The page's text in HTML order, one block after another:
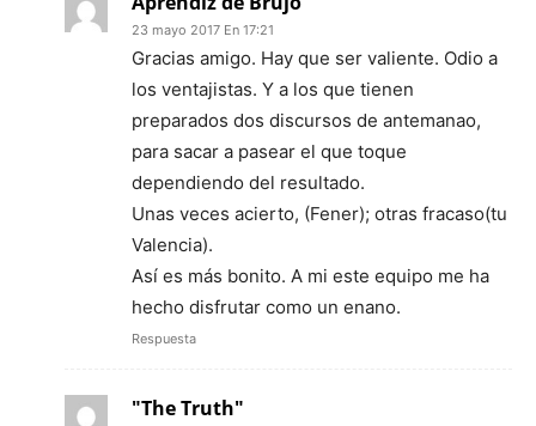
23 mayo 2017 En 17:21
Gracias amigo. Hay que ser valiente. Odio a
los ventajistas. Y a los que tienen
preparados dos discursos de antemanao,
para sacar a pasear el que toque
dependiendo del resultado.
Unas veces acierto, (Fener); otras fracaso(tu
Valencia).
Así es más bonito. A mi este equipo me ha
hecho disfrutar como un enano.
Respuesta
"The Truth"